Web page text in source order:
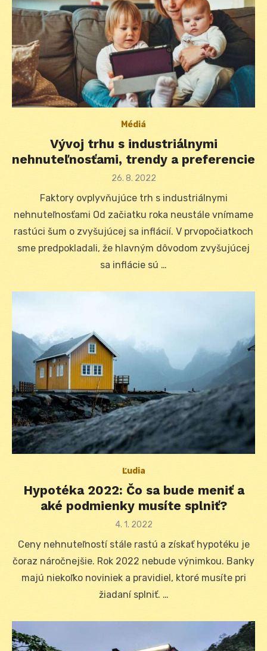
Médiá
Vývoj trhu s industriálnymi
nehnuteľnosťami, trendy a preferencie
Posted
26. 8. 2022
Faktory ovplyvňujúce trh s industriálnymi
nehnuteľnosťami Od začiatku roka neustále vnímame
rastúci šum o zvyšujúcej sa inflácií. V prvopočiatkoch
sme predpokladali, že hlavným dôvodom zvyšujúcej
sa inflácie sú …
Ľudia
Hypotéka 2022: Čo sa bude meniť a
aké podmienky musíte splniť?
Posted
4. 1. 2022
Ceny nehnuteľností stále rastú a získať hypotéku je
čoraz náročnejšie. Rok 2022 nebude výnimkou. Banky
majú niekoľko noviniek a pravidiel, ktoré musíte pri
žiadaní splniť. …